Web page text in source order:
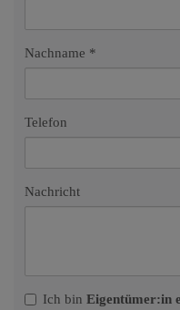
Nachname
Telefon
Nachricht
Ich bin Eigentümer:in